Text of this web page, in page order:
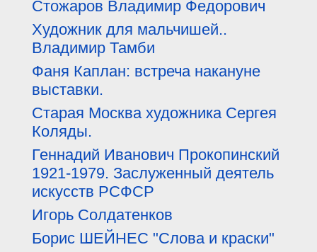
Стожаров Владимир Федорович
Художник для мальчишей..
Владимир Тамби
Фаня Каплан: встреча накануне
выставки.
Старая Москва художника Сергея
Коляды.
Геннадий Иванович Прокопинский
1921-1979. Заслуженный деятель
искусств РСФСР
Игорь Солдатенков
Борис ШЕЙНЕС "Слова и краски"